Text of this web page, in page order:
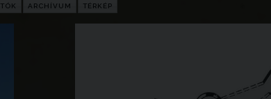
ARCHÍVUM TÉRKÉP